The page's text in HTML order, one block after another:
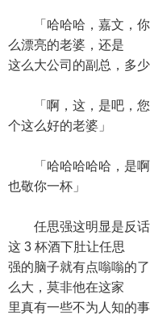
「哈哈哈，嘉文，你
么漂亮的老婆，还是
这么大公司的副总，多
「啊，这，是吧，您
个这么好的老婆」
「哈哈哈哈哈，是啊
也敬你一杯」
任思强这明显是反话
这 3 杯酒下肚让任思
强的脑子就有点嗡嗡的
么大，莫非他在这家
里真有一些不为人知的